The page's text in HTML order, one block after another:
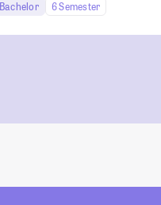
Bachelor 6 Semester